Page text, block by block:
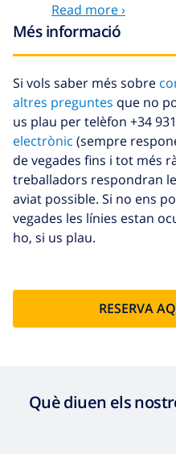
companyia
retard
Fons de
cancel·lació :
Read more ›
Més informació
Si vols saber més sobre
altres preguntes que no
us plau per telèfon +34
electrònic (sempre
de vegades fins i tot més
treballadors respondran
aviat possible. Si no ens
vegades les línies estan
ho, si us plau.
RESERVA
Què diuen els